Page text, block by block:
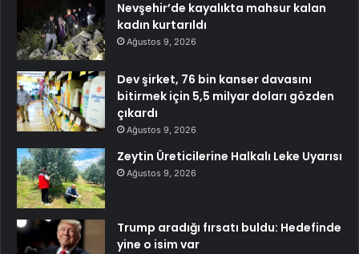
Nevşehir’de kayalıkta mahsur kalan
kadın kurtarıldı
Ağustos 9, 2026
Dev şirket, 76 bin kanser davasını
bitirmek için 5,5 milyar doları gözden
çıkardı
Ağustos 9, 2026
Zeytin Üreticilerine Halkalı Leke Uyarısı
Ağustos 9, 2026
Trump aradığı fırsatı buldu: Hedefinde
yine o isim var